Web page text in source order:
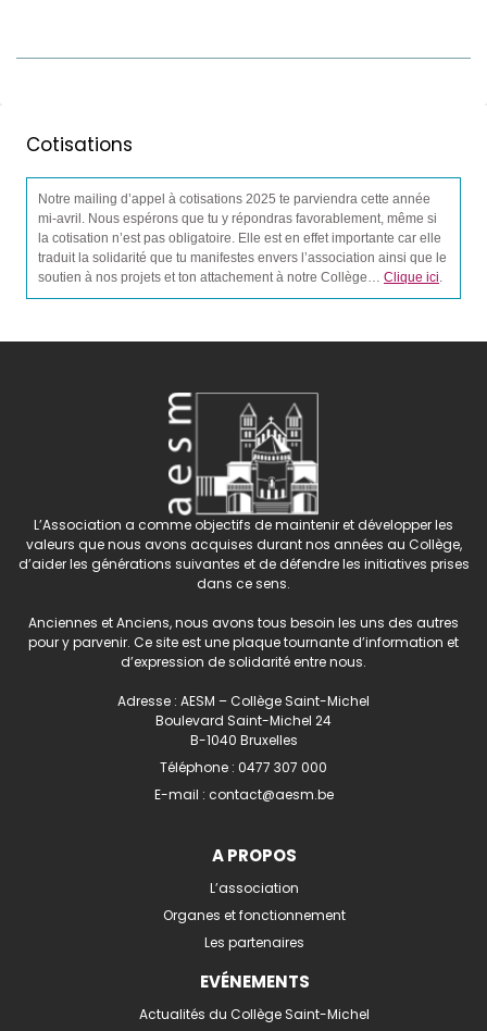
Cotisations
Notre mailing d’appel à cotisations 2025 te parviendra cette année
mi-avril. Nous espérons que tu y répondras favorablement, même si
la cotisation n’est pas obligatoire. Elle est en effet importante car elle
traduit la solidarité que tu manifestes envers l’association ainsi que le
soutien à nos projets et ton attachement à notre Collège… Clique ici.
L’Association a comme objectifs de maintenir et développer les
valeurs que nous avons acquises durant nos années au Collège,
d’aider les générations suivantes et de défendre les initiatives prises
dans ce sens.
Anciennes et Anciens, nous avons tous besoin les uns des autres
pour y parvenir. Ce site est une plaque tournante d’information et
d’expression de solidarité entre nous.
Adresse : AESM – Collège Saint-Michel
Boulevard Saint-Michel 24
B-1040 Bruxelles
Téléphone : 0477 307 000
E-mail : contact@aesm.be
A PROPOS
L’association
Organes et fonctionnement
Les partenaires
EVÉNEMENTS
Actualités du Collège Saint-Michel